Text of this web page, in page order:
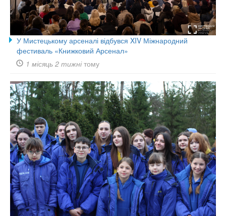
У Мистецькому арсеналі відбувся XIV Міжнародний
фестиваль «Книжковий Арсенал»
1 місяць 2 тижнітому